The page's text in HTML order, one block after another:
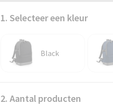
1. Selecteer een kleur
Black
2. Aantal producten